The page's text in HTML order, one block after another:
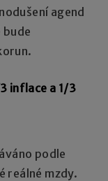
agend
inflace a 1/3
podle
reálné mzdy.